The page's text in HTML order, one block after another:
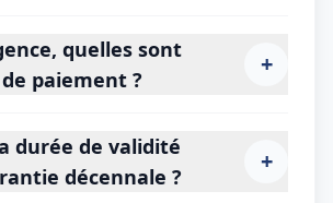
quelles sont
paiement ?
+
durée de validité
décennale ?
+